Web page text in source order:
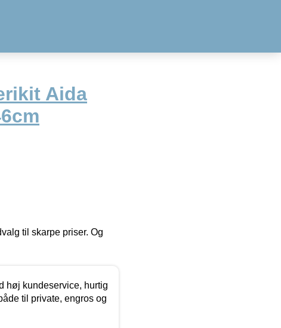
Aida
til skarpe priser. Og
høj kundeservice, hurtig
til private, engros og